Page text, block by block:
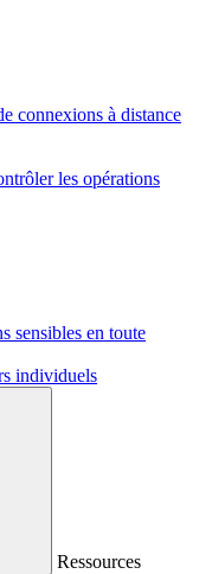
connexions à distance
les opérations
sensibles en toute
individuels
Ressources